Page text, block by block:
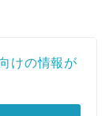
けの情報が